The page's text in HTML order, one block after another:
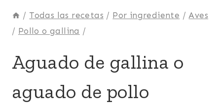
/ Todas las recetas / Por ingrediente / Aves
/ Pollo o gallina /
AVES
ECUADOR
Aguado de gallina o
aguado de pollo